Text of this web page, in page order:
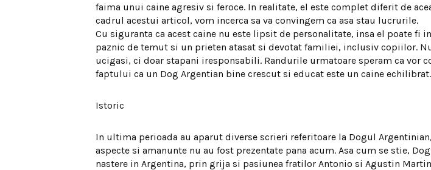
faima unui caine agresiv si feroce. In realitate, el este complet diferit de
cadrul acestui articol, vom incerca sa va convingem ca asa stau lucrurile.
Cu siguranta ca acest caine nu este lipsit de personalitate, insa el poate fi
paznic de temut si un prieten atasat si devotat familiei, inclusiv copiilor.
ucigasi, ci doar stapani iresponsabili. Randurile urmatoare speram ca vor
faptului ca un Dog Argentian bine crescut si educat este un caine echilibrat.
Istoric
In ultima perioada au aparut diverse scrieri referitoare la Dogul
aspecte si amanunte nu au fost prezentate pana acum. Asa cum se stie,
nastere in Argentina, prin grija si pasiunea fratilor Antonio si Agustin